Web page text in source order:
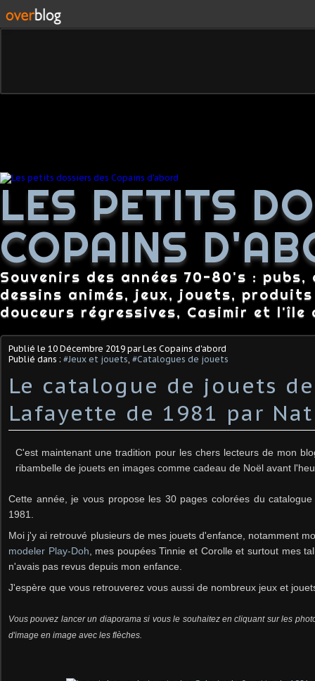
LES PETITS
COPAINS
Souvenirs des années 70-80's :
dessins animés, jeux, jouets,
douceurs régressives, Casimir et l'île
Publié le 10 Décembre 2019 par Les Copains d'abord
Publié dans : #Jeux et jouets #Catalogues de jouets
Le catalogue de jouets
Lafayette de 1981 par
C'est maintenant une tradition pour les chers lecteurs de mon
ribambelle de jouets en images comme cadeau de Noël avant
Cette année, je vous propose les 30 pages colorées du
1981.
Moi j'y ai retrouvé plusieurs de mes jouets d'enfance, notamment
modeler Play-Doh , mes poupées Tinnie et Corolle et surtout mes
n'avais pas revus depuis mon enfance.
J'espère que vous retrouverez vous aussi de nombreux jeux et
Vous pouvez lancer un diaporama si vous le souhaitez en cliquant sur les
d'image en image avec les flèches.